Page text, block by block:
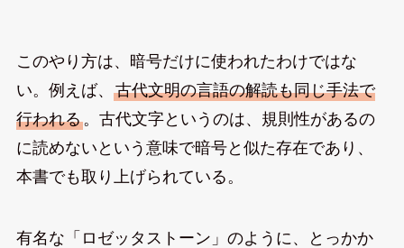
このやり方は、暗号だけに使われたわけではな
い。例えば、 古代文明の言語の解読も同じ手法で
行われる。古代文字というのは、規則性があるの
に読めないという意味で暗号と似た存在であり、
本書でも取り上げられている。
有名な「ロゼッタストーン」のように、とっかか